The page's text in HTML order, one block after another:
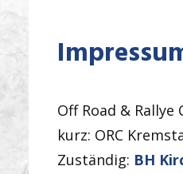
Off Road & Rallye
kurz: ORC
Zuständig: BH